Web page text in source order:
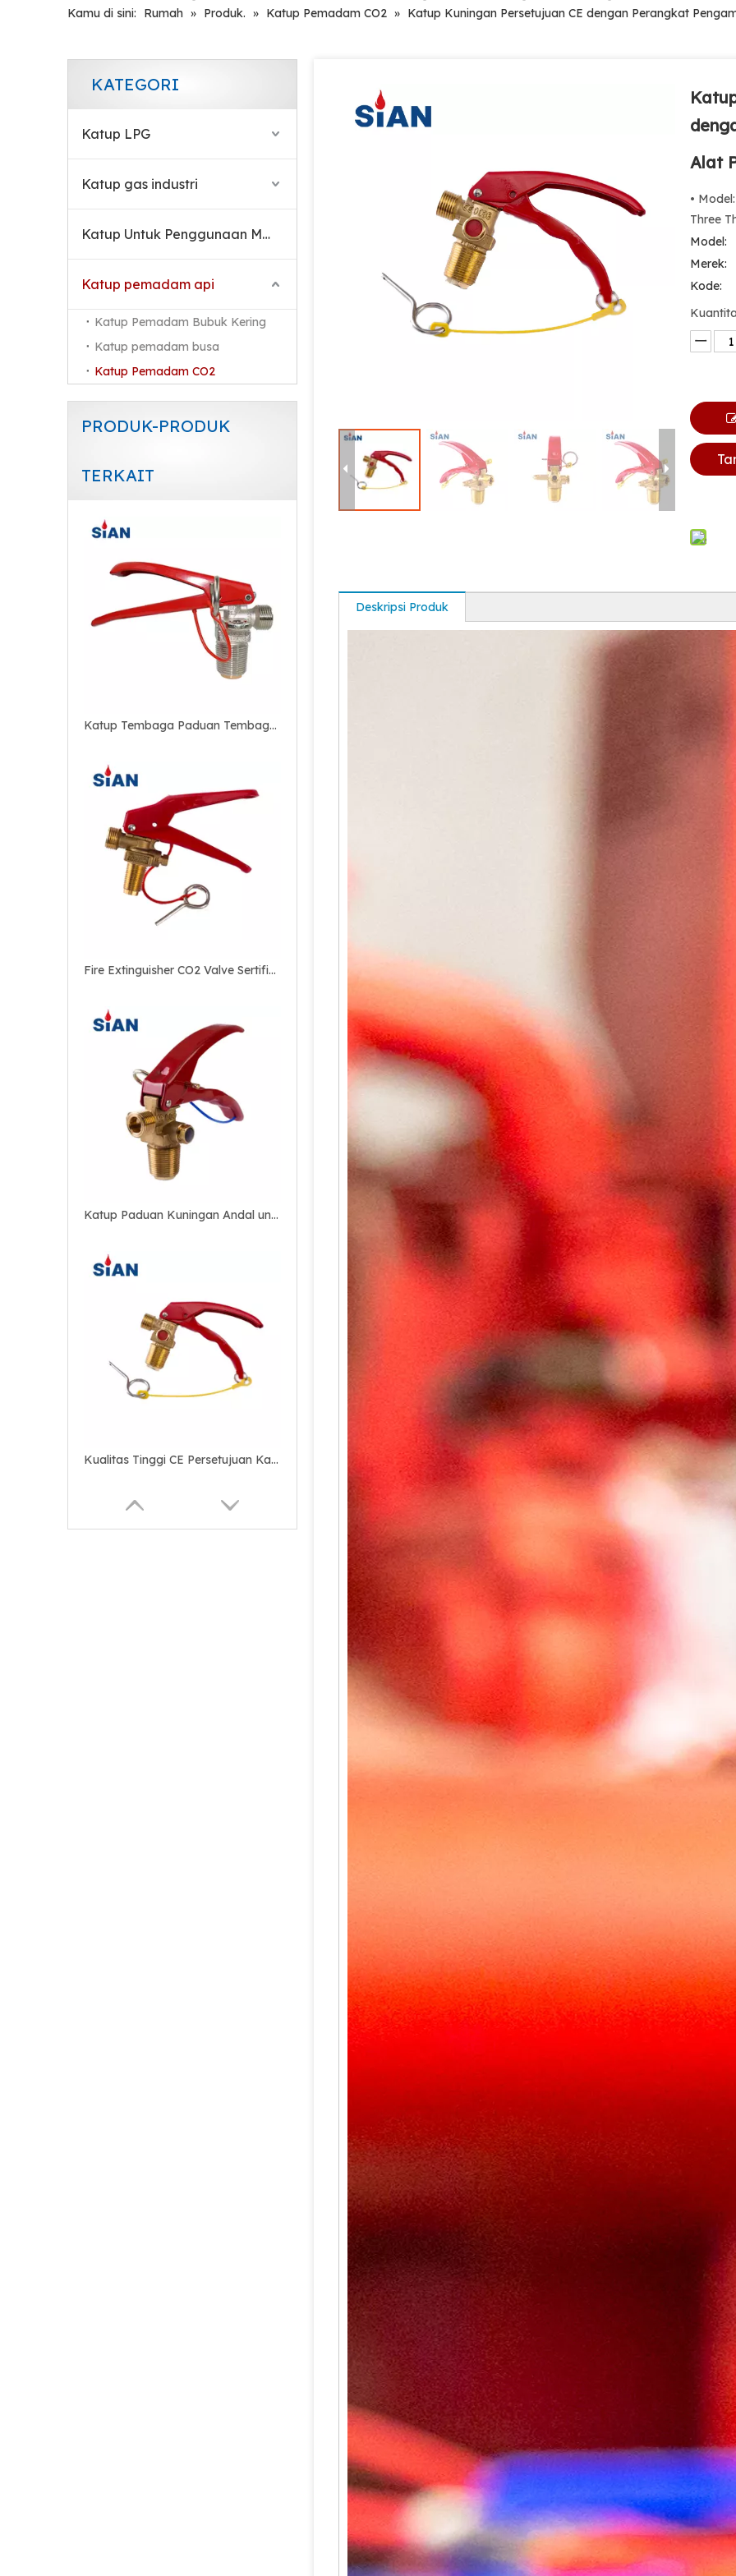
Kamu di sini: Rumah » Produk. » Katup Pemadam CO2 » Katup Kuningan Persetujuan CE dengan Perangkat
KATEGORI
Katup LPG
Katup gas industri
Katup Untuk Penggunaan Medis
Katup pemadam api
Katup Pemadam Bubuk Kering
Katup pemadam busa
Katup Pemadam CO2
PRODUK-PRODUK
TERKAIT
Fire Extinguisher CO2 Valve Sertifikasi CE Kuningan Tembaga Alloy Valve Untuk Pemadam Api Karbon Dioksida
Katup Paduan Kuningan Andal untuk Alat Pemadam Api CO2 Buatan China
Kualitas Tinggi CE Persetujuan Katup Gas Kuningan Dengan Alat Pengaman Untuk Alat Pemadam Kebakaran CO2
Katup Paduan Tembaga Kuningan yang Andal untuk Alat Pemadam Kebakaran CO2
Alat
•
Three
Model:
Merek:
Kode:
Deskripsi Produk